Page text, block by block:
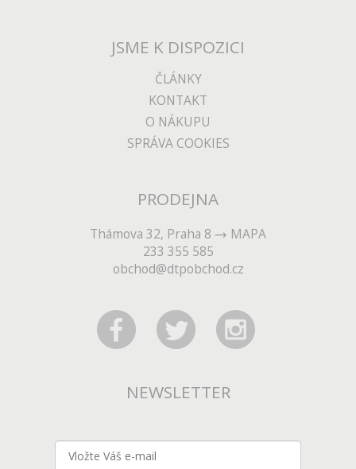
BENQ MA270U PRO MAC
JSME K DISPOZICI
ČLÁNKY
KONTAKT
O NÁKUPU
SPRÁVA COOKIES
PRODEJNA
Thámova 32, Praha 8
MAPA
233 355 585
obchod@dtpobchod.cz
NEWSLETTER